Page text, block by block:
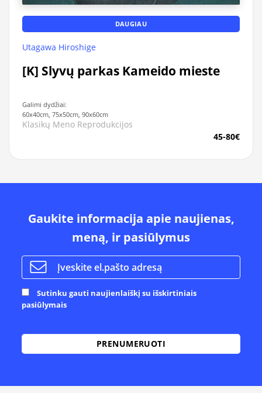
DAUGIAU
Utagawa Hiroshige
[K] Slyvų parkas Kameido mieste
Galimi dydžiai:
60x40cm, 75x50cm, 90x60cm
Klasikų Meno Reprodukcijos
45-80€
Gaukite informacija apie naujienas,
meną, ir pasiūlymus
Sutinku gauti naujienlaiškį su išskirtiniais
pasiūlymais